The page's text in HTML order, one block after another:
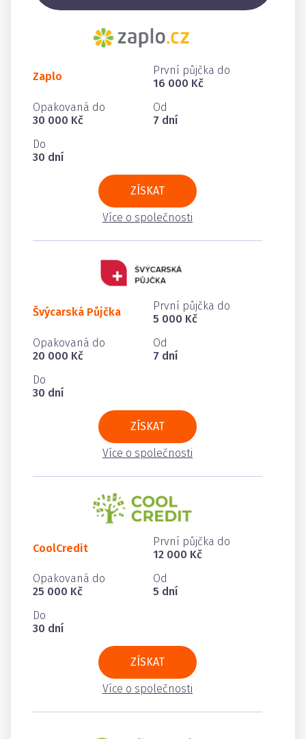
Zaplo
První půjčka do
16 000 Kč
Opakovaná do
30 000 Kč
Od
7 dní
Do
30 dní
ZÍSKAT
Více o společnosti
Švýcarská Půjčka
První půjčka do
5 000 Kč
Opakovaná do
20 000 Kč
Od
7 dní
Do
30 dní
ZÍSKAT
Více o společnosti
CoolCredit
První půjčka do
12 000 Kč
Opakovaná do
25 000 Kč
Od
5 dní
Do
30 dní
ZÍSKAT
Více o společnosti